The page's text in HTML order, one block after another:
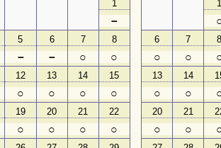
1
－
5
－
6
－
7
○
8
○
12
○
13
○
14
○
15
○
19
○
20
○
21
○
22
○
6
○
7
○
13
○
14
○
20
○
21
○